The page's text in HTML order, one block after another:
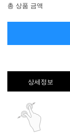
총 상품 금액
상세정보